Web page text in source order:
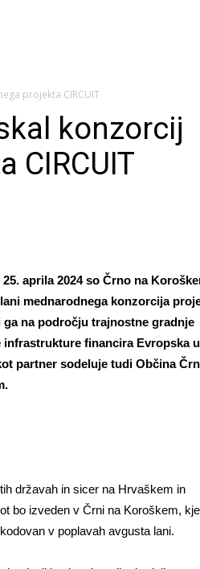
projekta CIRCUIT
konzorcij
CIRCUIT
aprila 2024 so Črno na
mednarodnega konzorcija
na področju trajnostne gradnje
infrastrukture financira Evropska
partner sodeluje tudi Občina
državah in sicer na Hrvaškem in
bo izveden v Črni na Koroškem,
v poplavah avgusta lani.